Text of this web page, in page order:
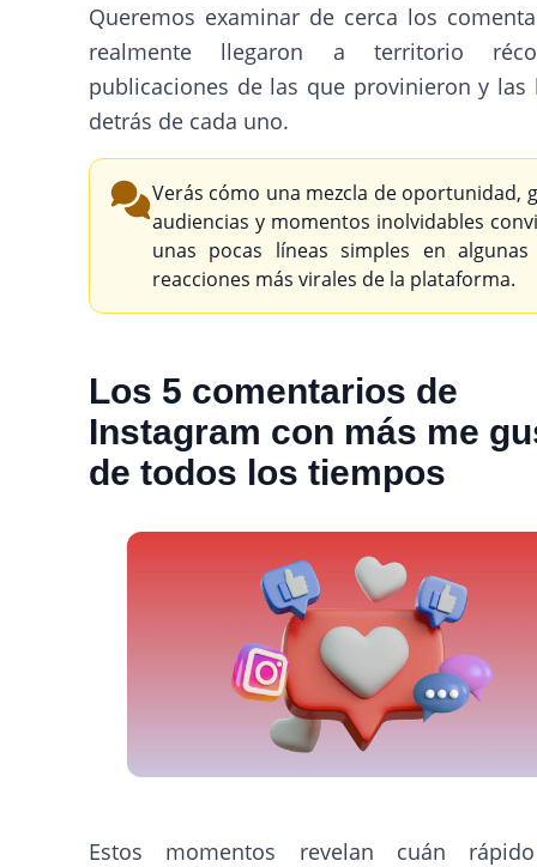
Queremos examinar de cerca los
realmente llegaron a territorio
publicaciones de las que provinieron y las
detrás de cada uno.
Verás cómo una mezcla de oportunidad,
audiencias y momentos inolvidables
unas pocas líneas simples en
reacciones más virales de la plataforma.
Los 5 comentarios de
Instagram con más me
de todos los tiempos
Estos momentos revelan cuán